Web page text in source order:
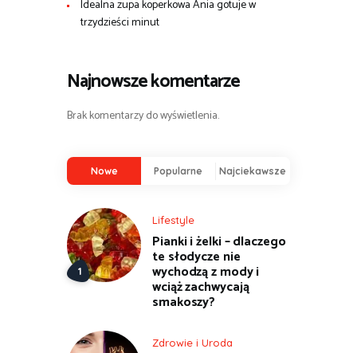
Idealna zupa koperkowa Ania gotuje w
trzydzieści minut
Najnowsze komentarze
Brak komentarzy do wyświetlenia.
Nowe Popularne Najciekawsze
Lifestyle
Pianki i żelki – dlaczego
te słodycze nie
wychodzą z mody i
wciąż zachwycają
smakoszy?
Zdrowie i Uroda